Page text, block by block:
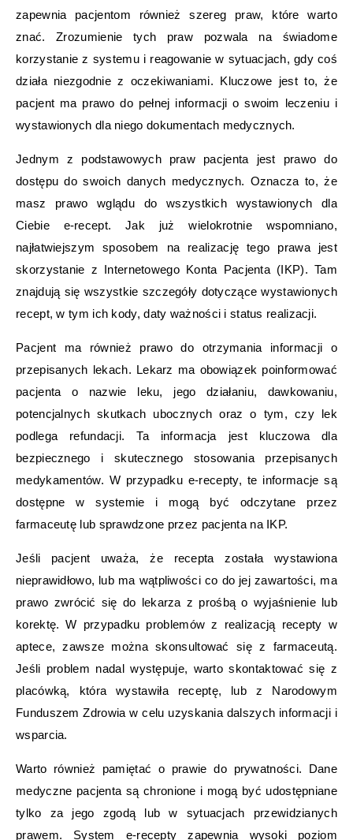
zapewnia pacjentom również szereg praw, które warto
znać. Zrozumienie tych praw pozwala na świadome
korzystanie z systemu i reagowanie w sytuacjach, gdy coś
działa niezgodnie z oczekiwaniami. Kluczowe jest to, że
pacjent ma prawo do pełnej informacji o swoim leczeniu i
wystawionych dla niego dokumentach medycznych.
Jednym z podstawowych praw pacjenta jest prawo do
dostępu do swoich danych medycznych. Oznacza to, że
masz prawo wglądu do wszystkich wystawionych dla
Ciebie e-recept. Jak już wielokrotnie wspomniano,
najłatwiejszym sposobem na realizację tego prawa jest
skorzystanie z Internetowego Konta Pacjenta (IKP). Tam
znajdują się wszystkie szczegóły dotyczące wystawionych
recept, w tym ich kody, daty ważności i status realizacji.
Pacjent ma również prawo do otrzymania informacji o
przepisanych lekach. Lekarz ma obowiązek poinformować
pacjenta o nazwie leku, jego działaniu, dawkowaniu,
potencjalnych skutkach ubocznych oraz o tym, czy lek
podlega refundacji. Ta informacja jest kluczowa dla
bezpiecznego i skutecznego stosowania przepisanych
medykamentów. W przypadku e-recepty, te informacje są
dostępne w systemie i mogą być odczytane przez
farmaceutę lub sprawdzone przez pacjenta na IKP.
Jeśli pacjent uważa, że recepta została wystawiona
nieprawidłowo, lub ma wątpliwości co do jej zawartości, ma
prawo zwrócić się do lekarza z prośbą o wyjaśnienie lub
korektę. W przypadku problemów z realizacją recepty w
aptece, zawsze można skonsultować się z farmaceutą.
Jeśli problem nadal występuje, warto skontaktować się z
placówką, która wystawiła receptę, lub z Narodowym
Funduszem Zdrowia w celu uzyskania dalszych informacji i
wsparcia.
Warto również pamiętać o prawie do prywatności. Dane
medyczne pacjenta są chronione i mogą być udostępniane
tylko za jego zgodą lub w sytuacjach przewidzianych
prawem. System e-recepty zapewnia wysoki poziom